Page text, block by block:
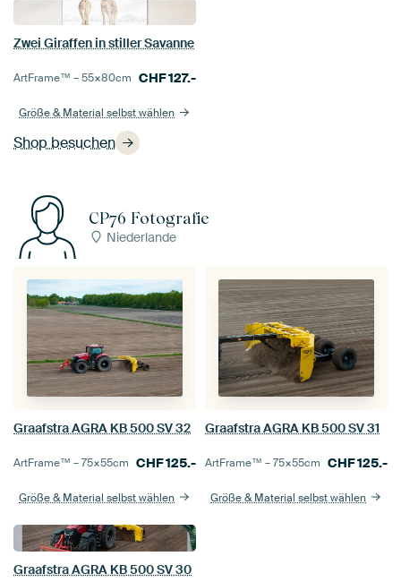
Shop besuchen
Zwei Giraffen in stiller Savanne
ArtFrame™ –55×80cm CHF127.-
Größe & Material selbst wählen
CP76 Fotografie
Niederlande
Graafstra AGRA KB 500 SV 32
ArtFrame™ –75×55cm CHF125.-
Größe & Material selbst wählen
Graafstra AGRA KB 500 SV 31
ArtFrame™ –75×55cm CHF125.-
Größe & Material selbst wählen
Graafstra AGRA KB 500 SV 30